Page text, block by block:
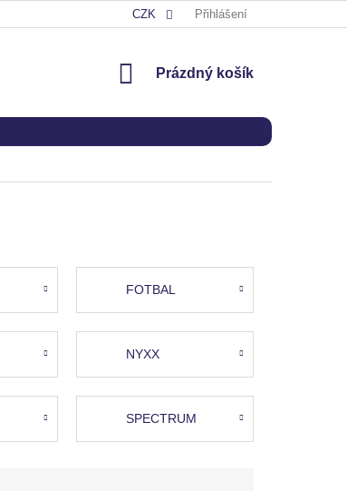
CZK Přihlášení
NÁKUPNÍ
Prázdný košík
FOTBAL
NYXX
SPECTRUM